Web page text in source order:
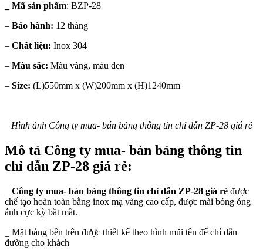
_ Mã sản phẩm: BZP-28
– Bảo hành: 12 tháng
– Chất liệu: Inox 304
– Màu sắc: Màu vàng, màu đen
– Size: (L)550mm x (W)200mm x (H)1240mm
Hình ảnh Công ty mua- bán bảng thông tin chỉ dẫn ZP-28 giá rẻ
Mô tả Công ty mua- bán bảng thông tin
chỉ dẫn ZP-28 giá rẻ:
Công ty mua- bán bảng thông tin chỉ dẫn ZP-28 giá rẻ được
chế tạo hoàn toàn bằng inox mạ vàng cao cấp, được mài bóng óng
ánh cực kỳ bắt mắt.
_ Mặt bảng bên trên được thiết kế theo hình mũi tên để chỉ dẫn
đường cho khách